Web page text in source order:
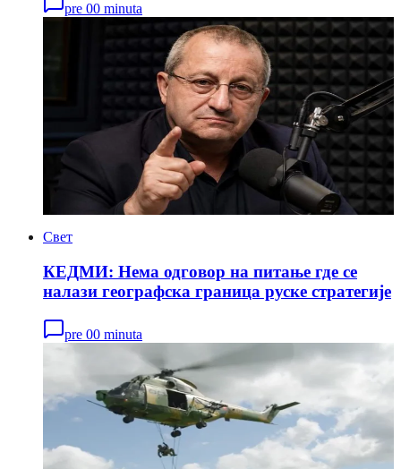
pre 00 minuta
Свет
КЕДМИ: Нема одговор на питање где се
налази географска граница руске стратегије
pre 00 minuta